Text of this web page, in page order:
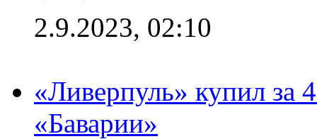
2.9.2023, 02:10
«Ливерпуль» купил за
«Баварии»